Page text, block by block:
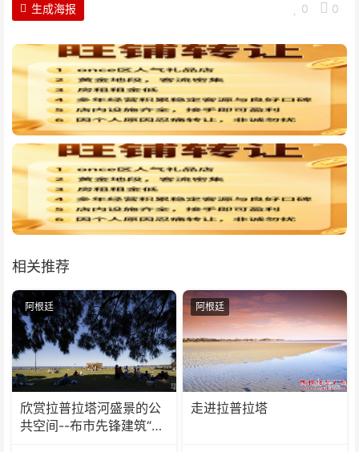
0 0
生成海报
相关推荐
阿根廷
欣赏拉普拉塔河盛景的公
共空间--布市先锋建筑“文
阿根廷
走进拉普拉塔